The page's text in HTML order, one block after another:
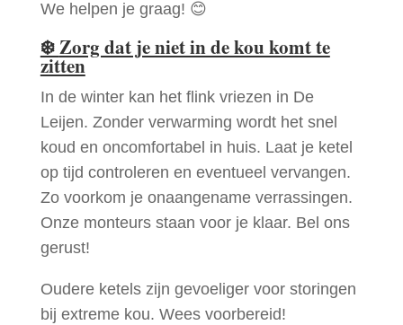
We helpen je graag! 😊
❄️Zorg dat je niet in de kou komt te
zitten
In de winter kan het flink vriezen in De
Leijen. Zonder verwarming wordt het snel
koud en oncomfortabel in huis. Laat je ketel
op tijd controleren en eventueel vervangen.
Zo voorkom je onaangename verrassingen.
Onze monteurs staan voor je klaar. Bel ons
gerust!
Oudere ketels zijn gevoeliger voor storingen
bij extreme kou. Wees voorbereid!